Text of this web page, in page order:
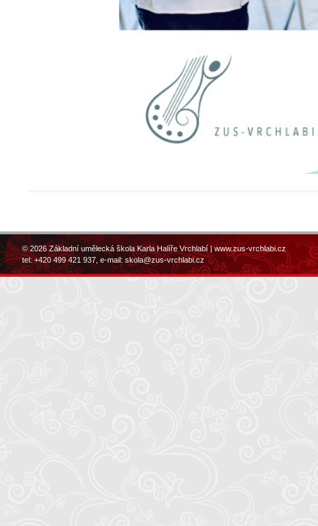
© 2026 Základní umělecká škola Karla Halíře Vrchlabí |www.zus-vrchlabi.cz
tel: +420 499 421 937, e-mail:skola@zus-vrchlabi.cz